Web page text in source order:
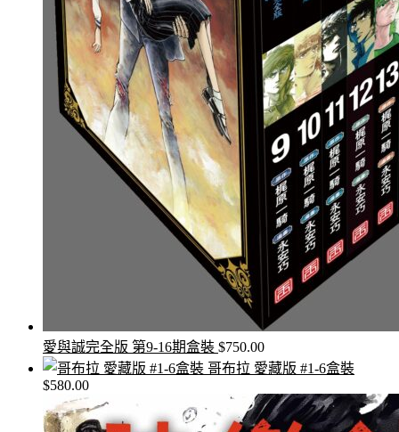
愛與誠完全版 第9-16期盒裝 $750.00
哥布拉 愛藏版 #1-6盒裝
$580.00